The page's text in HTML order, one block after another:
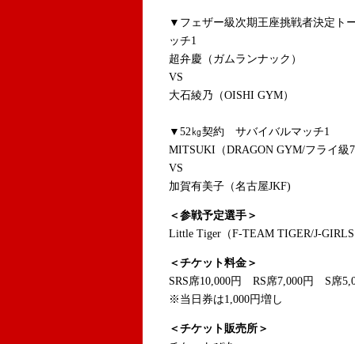
▼フェザー級次期王座挑戦者決定ト
ッチ1
超弁慶（ガムランナック）
VS
大石綾乃（OISHI GYM）
▼52㎏契約 サバイバルマッチ1
MITSUKI（DRAGON GYM/フライ級
VS
加賀有美子（名古屋JKF)
＜参戦予定選手＞
Little Tiger（F-TEAM TIGER/J-
＜チケット料金＞
SRS席10,000円 RS席7,000円 S席
※当日券は1,000円増し
＜チケット販売所＞